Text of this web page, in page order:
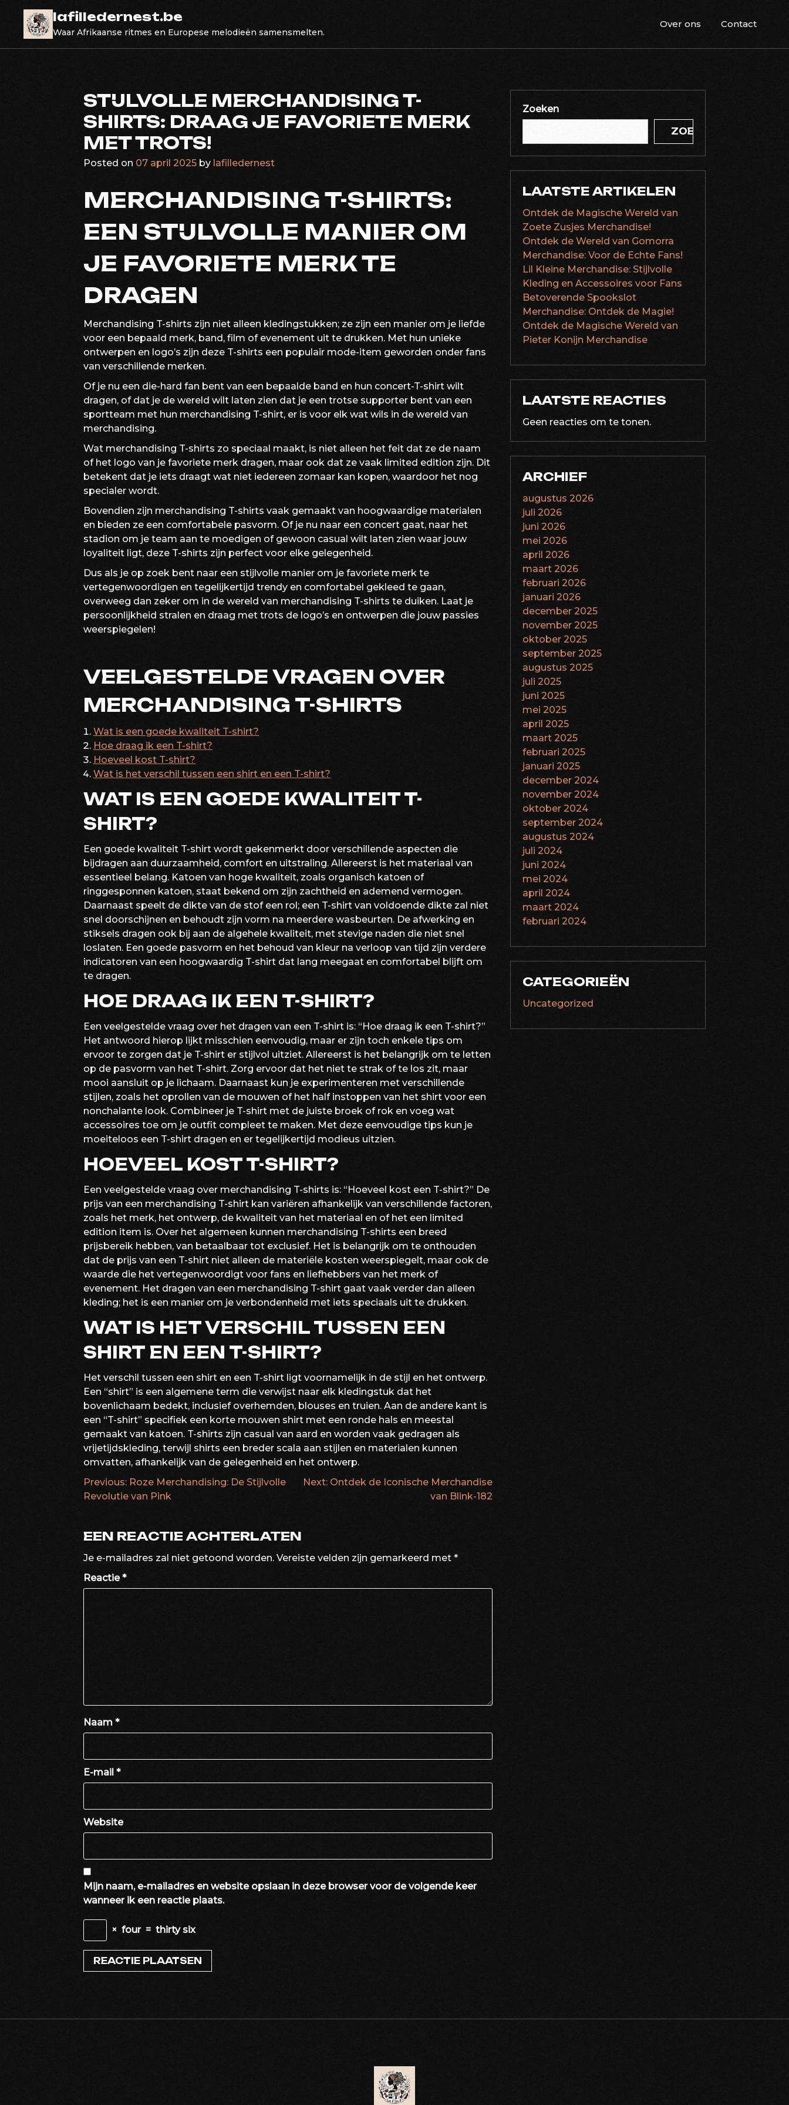
content
lafilledernest.be
Waar Afrikaanse ritmes en Europese melodieën samensmelten.
Over ons Contact
STIJLVOLLE MERCHANDISING T-
SHIRTS: DRAAG JE FAVORIETE MERK
MET TROTS!
Posted on 07 april 2025 by lafilledernest
MERCHANDISING T-SHIRTS:
EEN STIJLVOLLE MANIER OM
JE FAVORIETE MERK TE
DRAGEN
Merchandising T-shirts zijn niet alleen kledingstukken; ze zijn een manier om je liefde
voor een bepaald merk, band, film of evenement uit te drukken. Met hun unieke
ontwerpen en logo’s zijn deze T-shirts een populair mode-item geworden onder fans
van verschillende merken.
Of je nu een die-hard fan bent van een bepaalde band en hun concert-T-shirt wilt
dragen, of dat je de wereld wilt laten zien dat je een trotse supporter bent van een
sportteam met hun merchandising T-shirt, er is voor elk wat wils in de wereld van
merchandising.
Wat merchandising T-shirts zo speciaal maakt, is niet alleen het feit dat ze de naam
of het logo van je favoriete merk dragen, maar ook dat ze vaak limited edition zijn. Dit
betekent dat je iets draagt wat niet iedereen zomaar kan kopen, waardoor het nog
specialer wordt.
Bovendien zijn merchandising T-shirts vaak gemaakt van hoogwaardige materialen
en bieden ze een comfortabele pasvorm. Of je nu naar een concert gaat, naar het
stadion om je team aan te moedigen of gewoon casual wilt laten zien waar jouw
loyaliteit ligt, deze T-shirts zijn perfect voor elke gelegenheid.
Dus als je op zoek bent naar een stijlvolle manier om je favoriete merk te
vertegenwoordigen en tegelijkertijd trendy en comfortabel gekleed te gaan,
overweeg dan zeker om in de wereld van merchandising T-shirts te duiken. Laat je
persoonlijkheid stralen en draag met trots de logo’s en ontwerpen die jouw passies
weerspiegelen!
VEELGESTELDE VRAGEN OVER
MERCHANDISING T-SHIRTS
Wat is een goede kwaliteit T-shirt?
Hoe draag ik een T-shirt?
Hoeveel kost T-shirt?
Wat is het verschil tussen een shirt en een T-shirt?
WAT IS EEN GOEDE KWALITEIT T-
SHIRT?
Een goede kwaliteit T-shirt wordt gekenmerkt door verschillende aspecten die
bijdragen aan duurzaamheid, comfort en uitstraling. Allereerst is het materiaal van
essentieel belang. Katoen van hoge kwaliteit, zoals organisch katoen of
ringgesponnen katoen, staat bekend om zijn zachtheid en ademend vermogen.
Daarnaast speelt de dikte van de stof een rol; een T-shirt van voldoende dikte zal niet
snel doorschijnen en behoudt zijn vorm na meerdere wasbeurten. De afwerking en
stiksels dragen ook bij aan de algehele kwaliteit, met stevige naden die niet snel
loslaten. Een goede pasvorm en het behoud van kleur na verloop van tijd zijn verdere
indicatoren van een hoogwaardig T-shirt dat lang meegaat en comfortabel blijft om
te dragen.
HOE DRAAG IK EEN T-SHIRT?
Een veelgestelde vraag over het dragen van een T-shirt is: “Hoe draag ik een T-shirt?”
Het antwoord hierop lijkt misschien eenvoudig, maar er zijn toch enkele tips om
ervoor te zorgen dat je T-shirt er stijlvol uitziet. Allereerst is het belangrijk om te letten
op de pasvorm van het T-shirt. Zorg ervoor dat het niet te strak of te los zit, maar
mooi aansluit op je lichaam. Daarnaast kun je experimenteren met verschillende
stijlen, zoals het oprollen van de mouwen of het half instoppen van het shirt voor een
nonchalante look. Combineer je T-shirt met de juiste broek of rok en voeg wat
accessoires toe om je outfit compleet te maken. Met deze eenvoudige tips kun je
moeiteloos een T-shirt dragen en er tegelijkertijd modieus uitzien.
HOEVEEL KOST T-SHIRT?
Een veelgestelde vraag over merchandising T-shirts is: “Hoeveel kost een T-shirt?” De
prijs van een merchandising T-shirt kan variëren afhankelijk van verschillende factoren,
zoals het merk, het ontwerp, de kwaliteit van het materiaal en of het een limited
edition item is. Over het algemeen kunnen merchandising T-shirts een breed
prijsbereik hebben, van betaalbaar tot exclusief. Het is belangrijk om te onthouden
dat de prijs van een T-shirt niet alleen de materiële kosten weerspiegelt, maar ook de
waarde die het vertegenwoordigt voor fans en liefhebbers van het merk of
evenement. Het dragen van een merchandising T-shirt gaat vaak verder dan alleen
kleding; het is een manier om je verbondenheid met iets speciaals uit te drukken.
WAT IS HET VERSCHIL TUSSEN EEN
SHIRT EN EEN T-SHIRT?
Het verschil tussen een shirt en een T-shirt ligt voornamelijk in de stijl en het ontwerp.
Een “shirt” is een algemene term die verwijst naar elk kledingstuk dat het
bovenlichaam bedekt, inclusief overhemden, blouses en truien. Aan de andere kant is
een “T-shirt” specifiek een korte mouwen shirt met een ronde hals en meestal
gemaakt van katoen. T-shirts zijn casual van aard en worden vaak gedragen als
vrijetijdskleding, terwijl shirts een breder scala aan stijlen en materialen kunnen
omvatten, afhankelijk van de gelegenheid en het ontwerp.
BERICHTNAVIGATIE
Previous: Roze Merchandising: De Stijlvolle
Revolutie van Pink
Next: Ontdek de Iconische Merchandise
van Blink-182
EEN REACTIE ACHTERLATEN
Je e-mailadres zal niet getoond worden. Vereiste velden zijn gemarkeerd met *
Reactie*
Naam *
E-mail *
Website
Mijn naam, e-mailadres en website opslaan in deze browser voor de volgende keer
wanneer ik een reactie plaats.
× four = thirty six
Zoeken
ZOEKEN
LAATSTE ARTIKELEN
Ontdek de Magische Wereld van
Zoete Zusjes Merchandise!
Ontdek de Wereld van Gomorra
Merchandise: Voor de Echte Fans!
Lil Kleine Merchandise: Stijlvolle
Kleding en Accessoires voor Fans
Betoverende Spookslot
Merchandise: Ontdek de Magie!
Ontdek de Magische Wereld van
Pieter Konijn Merchandise
LAATSTE REACTIES
Geen reacties om te tonen.
ARCHIEF
augustus 2026
juli 2026
juni 2026
mei 2026
april 2026
maart 2026
februari 2026
januari 2026
december 2025
november 2025
oktober 2025
september 2025
augustus 2025
juli 2025
juni 2025
mei 2025
april 2025
maart 2025
februari 2025
januari 2025
december 2024
november 2024
oktober 2024
september 2024
augustus 2024
juli 2024
juni 2024
mei 2024
april 2024
maart 2024
februari 2024
CATEGORIEËN
Uncategorized